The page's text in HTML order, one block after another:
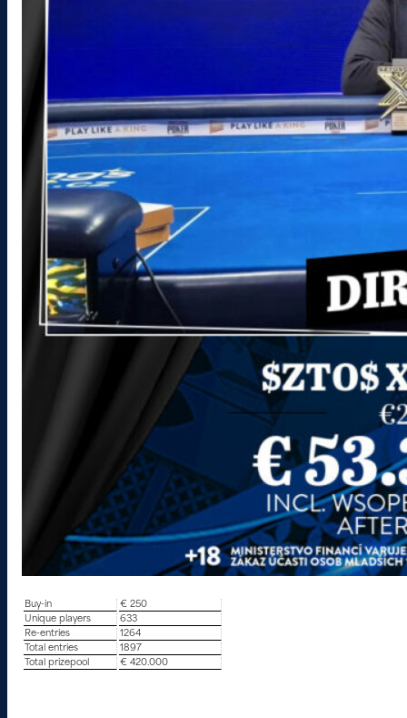
Buy-in
€ 250
Unique players
633
Re-entries
1264
Total entries
1897
Total prizepool
€ 420.000